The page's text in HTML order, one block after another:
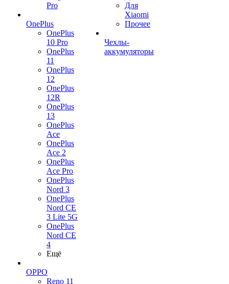
Pro
OnePlus
OnePlus
10 Pro
OnePlus
11
OnePlus
12
OnePlus
12R
OnePlus
13
OnePlus
Ace
OnePlus
Ace 2
OnePlus
Ace Pro
OnePlus
Nord 3
OnePlus
Nord CE
3 Lite 5G
OnePlus
Nord CE
4
Ещё
OPPO
Reno 11
Для
Xiaomi
Прочее
Чехлы-
аккумуляторы